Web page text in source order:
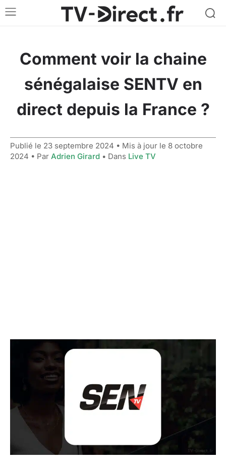
Comment voir la chaine
sénégalaise SENTV en
direct depuis la France ?
Publié le 23 septembre 2024 • Mis à jour le 8 octobre
2024 • Par Adrien Girard • Dans Live TV